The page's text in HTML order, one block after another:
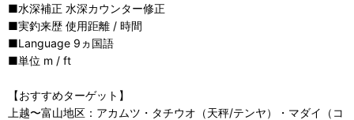
■水深補正 水深カウンター修正
■実釣来歴 使用距離 / 時間
■Language 9ヵ国語
■単位 m / ft
【おすすめターゲット】
上越〜富山地区：アカムツ・タチウオ（天秤/テンヤ）・マダイ（コ